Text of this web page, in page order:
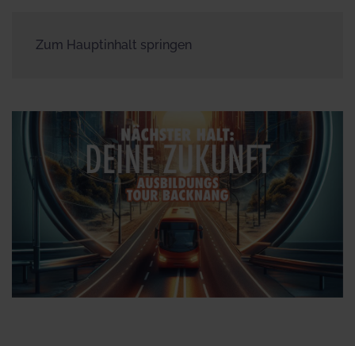
Zum Hauptinhalt springen